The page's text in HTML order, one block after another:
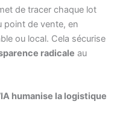
de tracer chaque lot
point de vente, en
ou local. Cela sécurise
radicale au
humanise la logistique